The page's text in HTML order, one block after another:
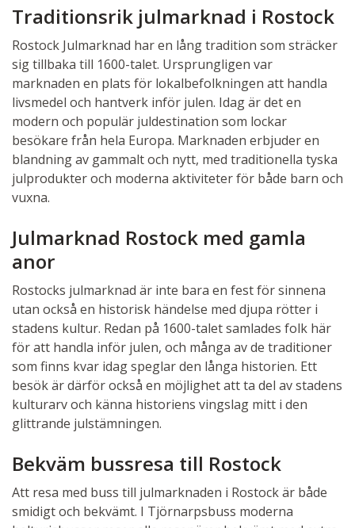
Traditionsrik julmarknad i Rostock
Rostock Julmarknad har en lång tradition som sträcker
sig tillbaka till 1600-talet. Ursprungligen var
marknaden en plats för lokalbefolkningen att handla
livsmedel och hantverk inför julen. Idag är det en
modern och populär juldestination som lockar
besökare från hela Europa. Marknaden erbjuder en
blandning av gammalt och nytt, med traditionella tyska
julprodukter och moderna aktiviteter för både barn och
vuxna.
Julmarknad Rostock med gamla
anor
Rostocks julmarknad är inte bara en fest för sinnena
utan också en historisk händelse med djupa rötter i
stadens kultur. Redan på 1600-talet samlades folk här
för att handla inför julen, och många av de traditioner
som finns kvar idag speglar den långa historien. Ett
besök är därför också en möjlighet att ta del av stadens
kulturarv och känna historiens vingslag mitt i den
glittrande julstämningen.
Bekväm bussresa till Rostock
Att resa med buss till julmarknaden i Rostock är både
smidigt och bekvämt. I Tjörnarpsbuss moderna